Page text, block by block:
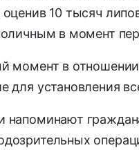
10 тысяч
в момент
момент в отношении
для установления
напоминают